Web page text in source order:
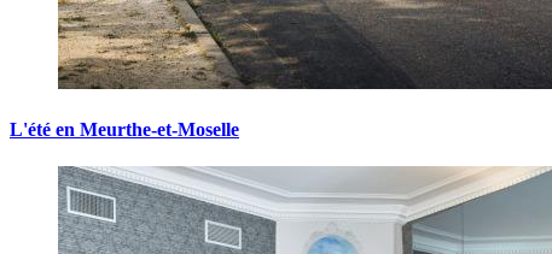
L'été en Meurthe-et-Moselle